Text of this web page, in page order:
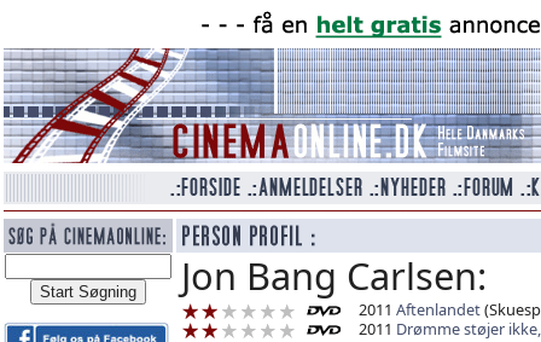
Jon Bang Carlsen:
2011 Aftenlandet
2011 Drømme støjer